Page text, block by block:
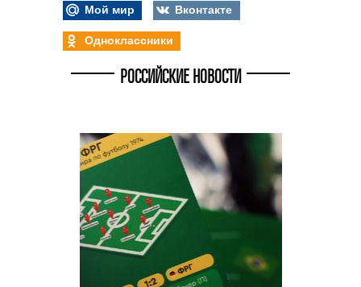
Мой мир
Вконтакте
Одноклассники
РОССИЙСКИЕ НОВОСТИ